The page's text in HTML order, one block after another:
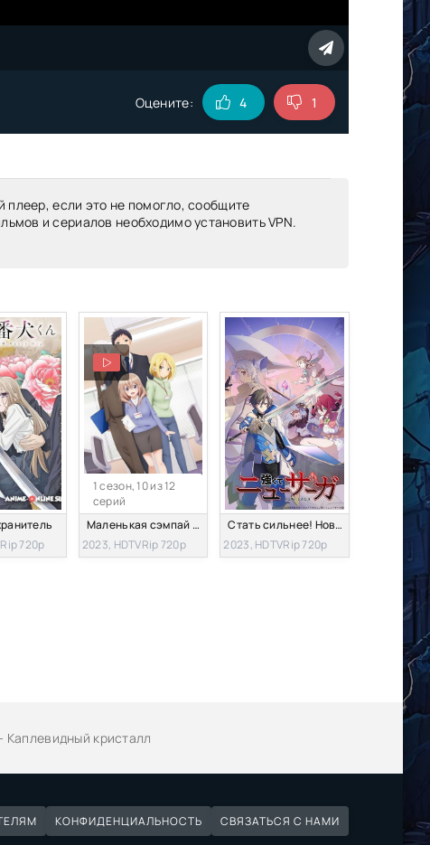
Оцените: 4 1
плеер, если это не помогло, сообщите
и сериалов необходимо установить VPN.
720p
1 сезон, 10 из 12
серий
Маленькая сэмпай с моей работы
2023, HDTVRip 720p
Стать сильнее! Новая сага
2023, HDTVRip 720p
кристалл
КОНФИДЕНЦИАЛЬНОСТЬ СВЯЗАТЬСЯ С НАМИ